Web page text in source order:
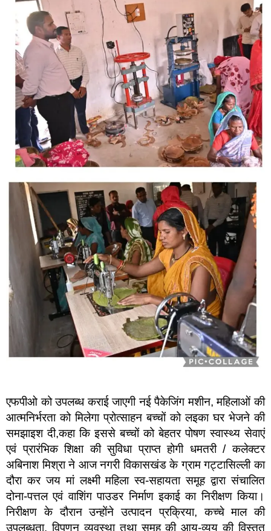
एफपीओ को उपलब्ध कराई जाएगी नई पैकेजिंग मशीन, महिलाओं की
आत्मनिर्भरता को मिलेगा प्रोत्साहन बच्चों को लइका घर भेजने की
समझाइश दी,कहा कि इससे बच्चों को बेहतर पोषण स्वास्थ्य सेवाएं
एवं प्रारंभिक शिक्षा की सुविधा प्राप्त होगी धमतरी / कलेक्टर
अबिनाश मिश्रा ने आज नगरी विकासखंड के ग्राम गट्टासिल्ली का
दौरा कर जय मां लक्ष्मी महिला स्व-सहायता समूह द्वारा संचालित
दोना-पत्तल एवं वाशिंग पाउडर निर्माण इकाई का निरीक्षण किया।
निरीक्षण के दौरान उन्होंने उत्पादन प्रक्रिया, कच्चे माल की
उपलब्धता, विपणन व्यवस्था तथा समूह की आय-व्यय की विस्तृत